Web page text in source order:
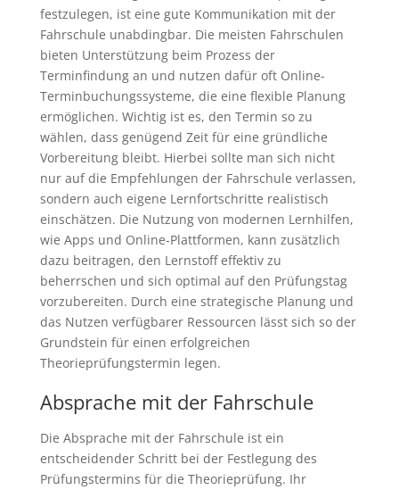
festzulegen, ist eine gute Kommunikation mit der
Fahrschule unabdingbar. Die meisten Fahrschulen
bieten Unterstützung beim Prozess der
Terminfindung an und nutzen dafür oft Online-
Terminbuchungssysteme, die eine flexible Planung
ermöglichen. Wichtig ist es, den Termin so zu
wählen, dass genügend Zeit für eine gründliche
Vorbereitung bleibt. Hierbei sollte man sich nicht
nur auf die Empfehlungen der Fahrschule verlassen,
sondern auch eigene Lernfortschritte realistisch
einschätzen. Die Nutzung von modernen Lernhilfen,
wie Apps und Online-Plattformen, kann zusätzlich
dazu beitragen, den Lernstoff effektiv zu
beherrschen und sich optimal auf den Prüfungstag
vorzubereiten. Durch eine strategische Planung und
das Nutzen verfügbarer Ressourcen lässt sich so der
Grundstein für einen erfolgreichen
Theorieprüfungstermin legen.
Absprache mit der Fahrschule
Die Absprache mit der Fahrschule ist ein
entscheidender Schritt bei der Festlegung des
Prüfungstermins für die Theorieprüfung. Ihr